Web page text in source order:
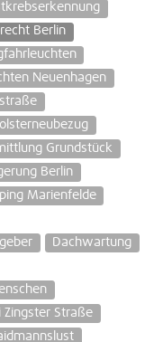
Berlin
Neuenhagen
Grundstück
Berlin
Marienfelde
Dachwartung
Zingster Straße